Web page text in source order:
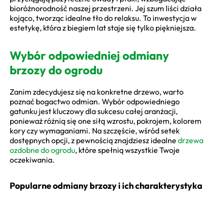
bioróżnorodność naszej przestrzeni. Jej szum liści działa
kojąco, tworząc idealne tło do relaksu. To inwestycja w
estetykę, która z biegiem lat staje się tylko piękniejsza.
Wybór odpowiedniej odmiany
brzozy do ogrodu
Zanim zdecydujesz się na konkretne drzewo, warto
poznać bogactwo odmian. Wybór odpowiedniego
gatunku jest kluczowy dla sukcesu całej aranżacji,
ponieważ różnią się one siłą wzrostu, pokrojem, kolorem
kory czy wymaganiami. Na szczęście, wśród setek
dostępnych opcji, z pewnością znajdziesz idealne drzewa
ozdobne do ogrodu, które spełnią wszystkie Twoje
oczekiwania.
Popularne odmiany brzozy i ich charakterystyka